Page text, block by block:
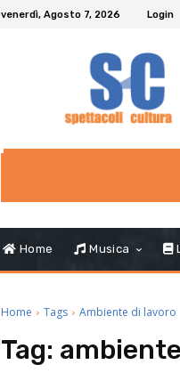
venerdì, Agosto 7, 2026 Login
Home Musica
Home Tags Ambiente di lavoro
Tag: